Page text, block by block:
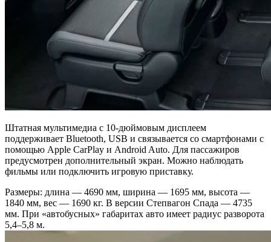
Штатная мультимедиа с 10-дюймовым дисплеем
поддерживает Bluetooth, USB и связывается со смартфонами с
помощью Apple CarPlay и Android Auto. Для пассажиров
предусмотрен дополнительный экран. Можно наблюдать
фильмы или подключить игровую приставку.
Размеры: длина — 4690 мм, ширина — 1695 мм, высота —
1840 мм, вес — 1690 кг. В версии Степвагон Спада — 4735
мм. При «автобусных» габаритах авто имеет радиус разворота
5,4–5,8 м.